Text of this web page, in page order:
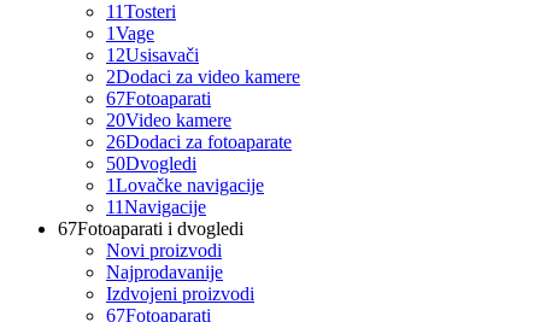
11Tosteri
1Vage
12Usisavači
2Dodaci za video kamere
67Fotoaparati
20Video kamere
26Dodaci za fotoaparate
50Dvogledi
1Lovačke navigacije
11Navigacije
67Fotoaparati i dvogledi
Novi proizvodi
Najprodavanije
Izdvojeni proizvodi
67Fotoaparati